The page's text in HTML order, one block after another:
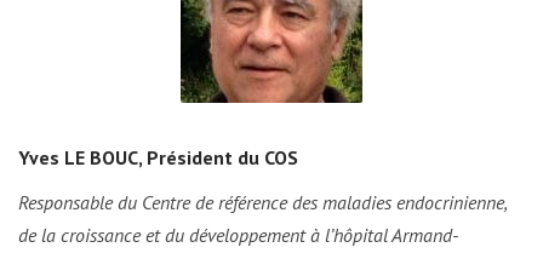
Yves LE BOUC, Président du COS
Responsable du Centre de référence des maladies endocrinienne,
de la croissance et du développement à l’hôpital Armand-